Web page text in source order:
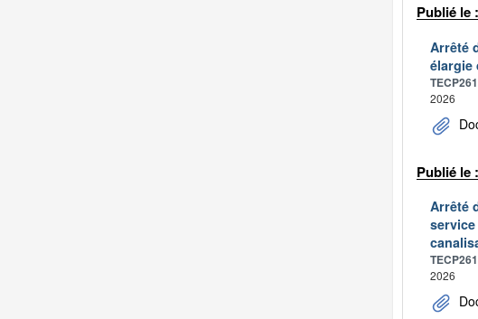
Publié le
Arrêté
élargie
2026
Publié le
Arrêté
2026